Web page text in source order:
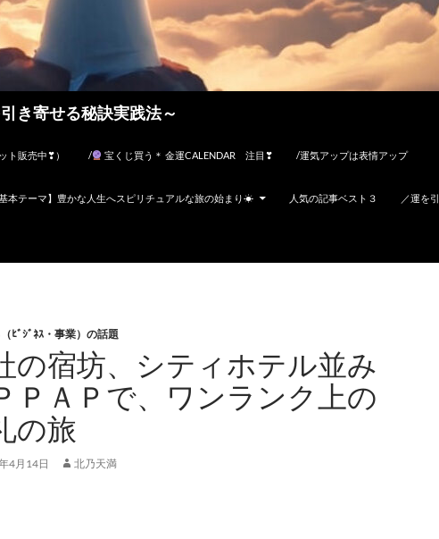
き寄せる秘訣実践法～
ト販売中❣） / 宝くじ買う＊ 金運CALENDAR 注目❣ /運気アップは表情アップ
基本テーマ】豊かな人生へスピリチュアルな旅の始まり☀ 人気の記事ベスト３ ／運を
ﾋﾞｼﾞﾈｽ・事業）の話題
の宿坊、シティホテル並み
ＰＡＰで、ワンランク上の
の旅
4月14日 北乃天満